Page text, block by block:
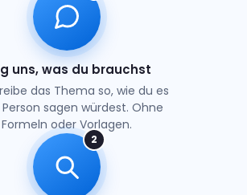
uns, was du brauchst
das Thema so, wie du es
sagen würdest. Ohne
Formeln oder Vorlagen.
2